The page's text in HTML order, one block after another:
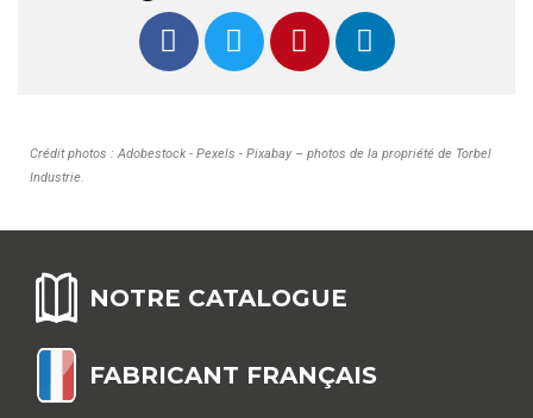
Crédit photos : Adobestock - Pexels - Pixabay – photos de la propriété de Torbel
Industrie.
NOTRE CATALOGUE
FABRICANT FRANÇAIS